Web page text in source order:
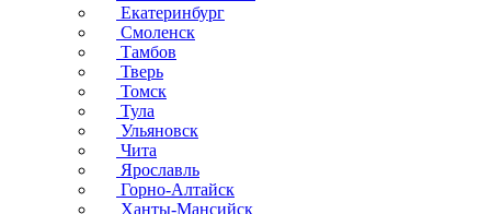
Екатеринбург
Смоленск
Тамбов
Тверь
Томск
Тула
Ульяновск
Чита
Ярославль
Горно-Алтайск
Ханты-Мансийск